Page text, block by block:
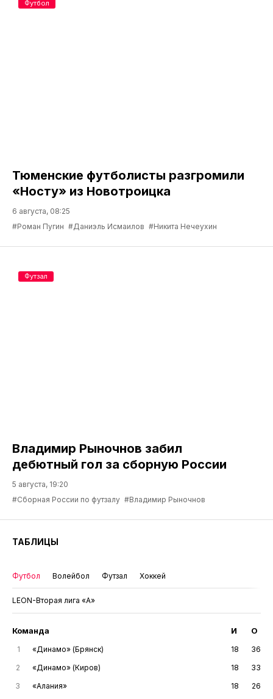
Тюменские футболисты разгромили
«Носту» из Новотроицка
6 августа, 08:25
#Роман Пугин #Даниэль Исмаилов #Никита Нечеухин
Футбол
Владимир Рыночнов забил
дебютный гол за сборную России
5 августа, 19:20
#Сборная России по футзалу #Владимир Рыночнов
Футзал
ТАБЛИЦЫ
Футбол Волейбол Футзал Хоккей
LEON-Вторая лига «А»
Команда И О
1 «Динамо» (Брянск) 18
36
2
«Динамо» (Киров) 18
33
3
«Алания» 18
26